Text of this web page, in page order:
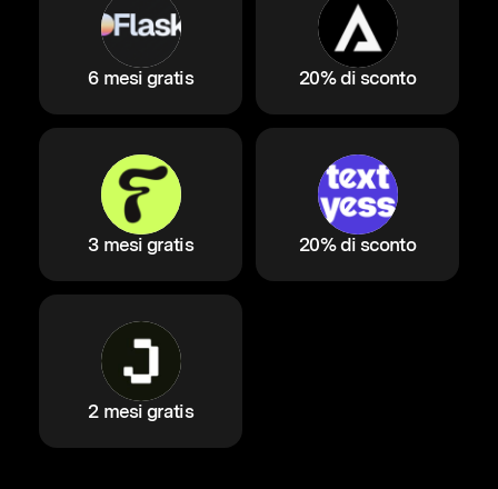
6 mesi gratis 20% di sconto
3 mesi gratis 20% di sconto
2 mesi gratis